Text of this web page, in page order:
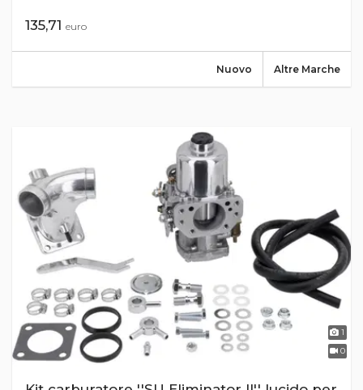
135,71 euro
Altre Marche
Nuovo
1
0